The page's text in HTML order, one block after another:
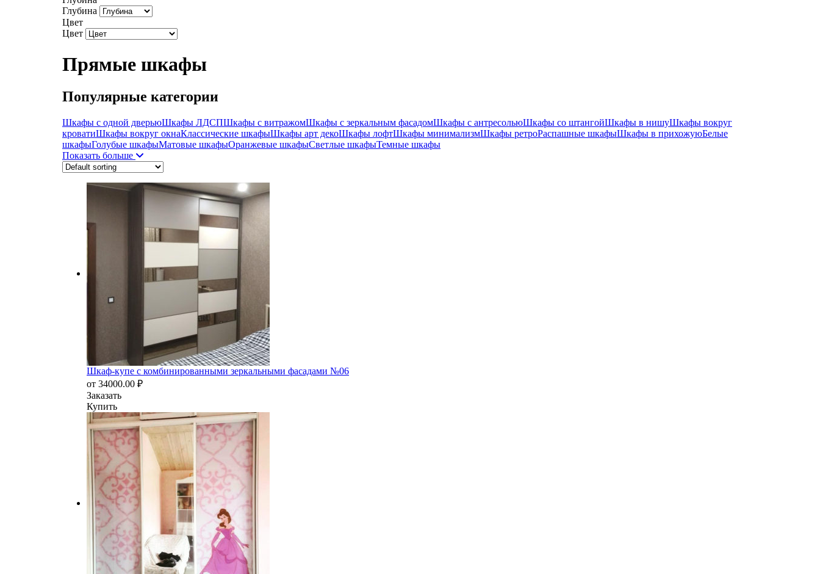
Глубина
Цвет
Цвет
Прямые шкафы
Популярные категории
Шкафы с одной дверьюШкафы ЛДСПШкафы с витражомШкафы с зеркальным фасадомШкафы с антресольюШкафы со штангойШкафы в нишуШкафы вокруг
кроватиШкафы вокруг окнаКлассические шкафыШкафы арт декоШкафы лофтШкафы минимализмШкафы ретроРаспашные шкафыШкафы в прихожуюБелые
шкафыГолубые шкафыМатовые шкафыОранжевые шкафыСветлые шкафыТемные шкафы
Показать больше
Шкаф-купе с комбинированными зеркальными фасадами №06
от 34000.00 ₽
Заказать
Купить